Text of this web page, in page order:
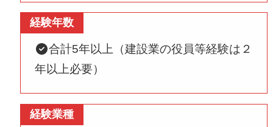
経験年数
合計5年以上（建設業の役員等経験は２
年以上必要）
経験業種